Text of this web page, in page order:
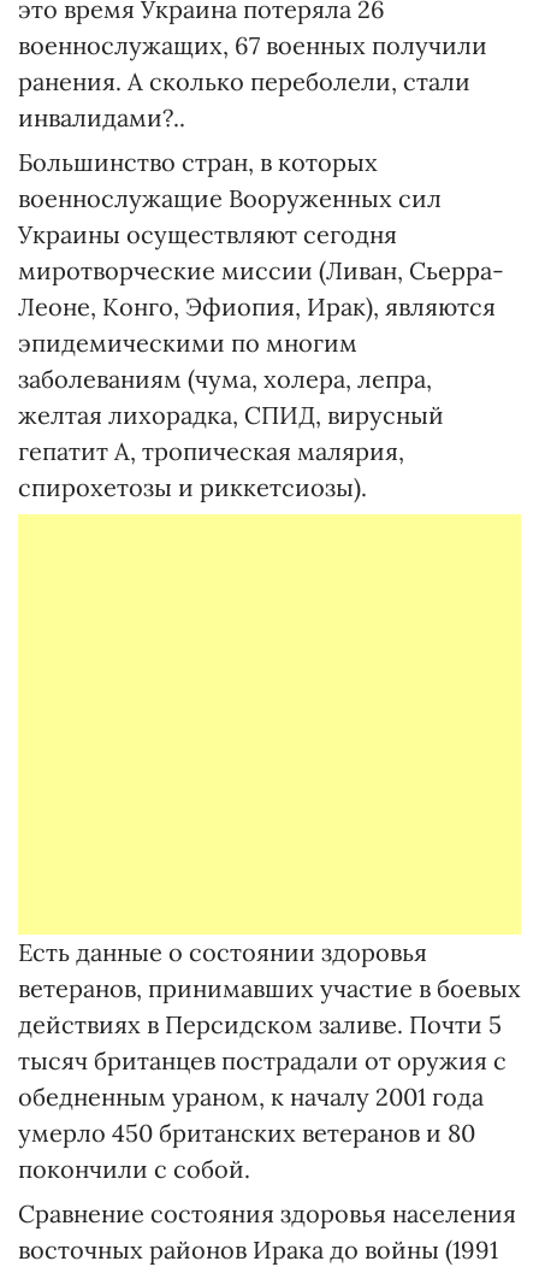
это время Украина потеряла 26
военнослужащих, 67 военных получили
ранения. А сколько переболели, стали
инвалидами?..
Большинство стран, в которых
военнослужащие Вооруженных сил
Украины осуществляют сегодня
миротворческие миссии (Ливан, Сьерра-
Леоне, Конго, Эфиопия, Ирак), являются
эпидемическими по многим
заболеваниям (чума, холера, лепра,
желтая лихорадка, СПИД, вирусный
гепатит А, тропическая малярия,
спирохетозы и риккетсиозы).
Есть данные о состоянии здоровья
ветеранов, принимавших участие в боевых
действиях в Персидском заливе. Почти 5
тысяч британцев пострадали от оружия с
обедненным ураном, к началу 2001 года
умерло 450 британских ветеранов и 80
покончили с собой.
Сравнение состояния здоровья населения
восточных районов Ирака до войны (1991